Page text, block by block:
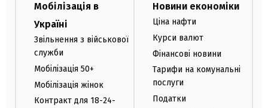
Мобілізація в
Україні
Звільнення з військової
служби
Мобілізація 50+
Мобілізація жінок
Контракт для 18-24-
Новини економіки
Ціна нафти
Курси валют
Фінансові новини
Тарифи на комунальні
послуги
Податки